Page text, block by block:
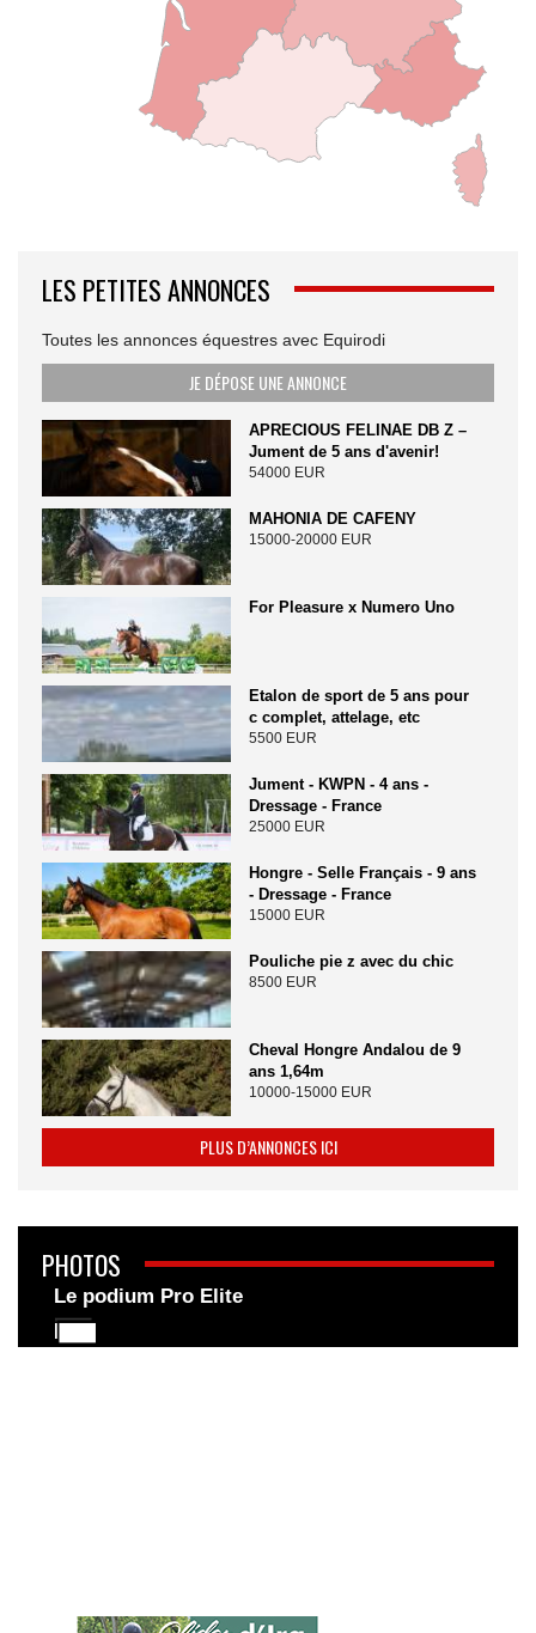
LES PETITES ANNONCES
Toutes les annonces équestres avec Equirodi
JE DÉPOSE UNE ANNONCE
APRECIOUS FELINAE DB Z –
Jument de 5 ans d'avenir!
54000 EUR
MAHONIA DE CAFENY
15000-20000 EUR
For Pleasure x Numero Uno
Etalon de sport de 5 ans pour
c complet, attelage, etc
5500 EUR
Jument - KWPN - 4 ans -
Dressage - France
25000 EUR
Hongre - Selle Français - 9 ans
- Dressage - France
15000 EUR
Pouliche pie z avec du chic
8500 EUR
Cheval Hongre Andalou de 9
ans 1,64m
10000-15000 EUR
PLUS D’ANNONCES ICI
PHOTOS
Le podium Pro Elite